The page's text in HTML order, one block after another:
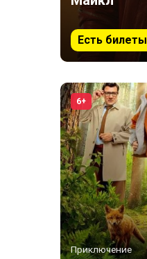
Есть билеты
6+
Приключение